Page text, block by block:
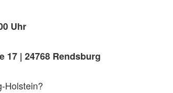
Uhr
17 | 24768 Rendsburg
Holstein?